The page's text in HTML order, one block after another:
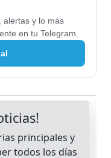
alertas y lo más
en tu Telegram.